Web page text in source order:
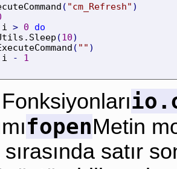
( "cm_Refresh" )
> 0
do
(10)
( "" )
-
1
fopenMetin
satır